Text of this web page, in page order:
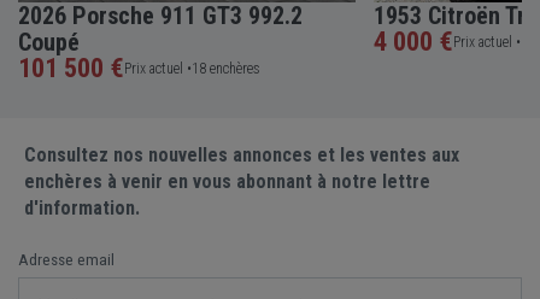
2026 Porsche 911 GT3 992.2
Coupé
101 500 € Prix actuel •18 enchères
1953 Citroën
4 000 € Prix actuel •
Consultez nos nouvelles annonces et les ventes aux
enchères à venir en vous abonnant à notre lettre
d'information.
Adresse email